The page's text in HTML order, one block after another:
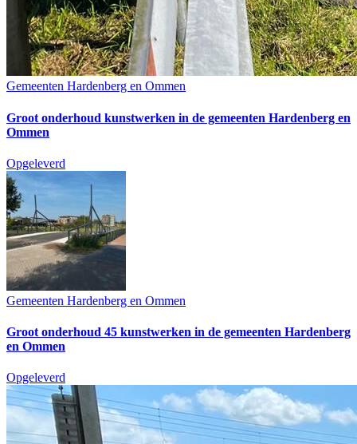
Gemeenten Hardenberg en Ommen
Groot onderhoud kunstwerken in de gemeenten Hardenberg en
Ommen
Opgeleverd
Gemeenten Hardenberg en Ommen
Groot onderhoud 45 kunstwerken in de gemeenten Hardenberg
en Ommen
Opgeleverd